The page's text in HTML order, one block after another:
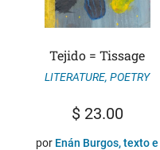
Tejido = Tissage
LITERATURE, POETRY
$23.00
por Enán Burgos, texto e